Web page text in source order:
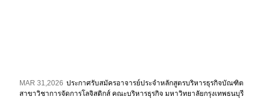
MAR 31,2026 ประกาศรับสมัครอาจารย์ประจำหลักสูตรบริหารธุรกิจบัณฑิต
สาขาวิชาการจัดการโลจิสติกส์ คณะบริหารธุรกิจ มหาวิทยาลัยกรุงเทพธนบุรี